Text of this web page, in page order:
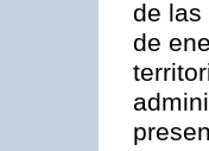
de las
de